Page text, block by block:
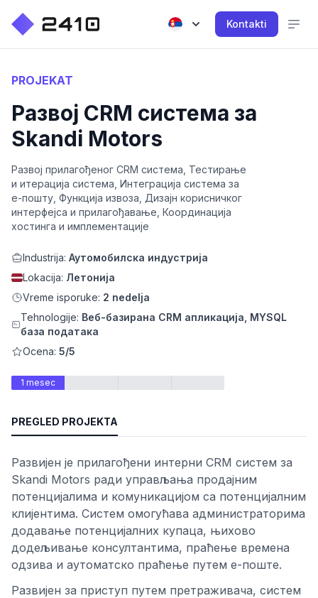
Kontakti
PROJEKAT
Развој CRM система за
Skandi Motors
Развој прилагођеног CRM система, Тестирање
и итерација система, Интеграција система за
е-пошту, Функција извоза, Дизајн корисничког
интерфејса и прилагођавање, Координација
хостинга и имплементације
Industrija: Аутомобилска индустрија
Lokacija: Летонија
Vreme isporuke: 2 nedelja
Tehnologije: Веб-базирана CRM апликација, MYSQL
база података
Ocena: 5/5
1 mesec
PREGLED PROJEKTA
Развијен је прилагођени интерни CRM систем за
Skandi Motors ради управљања продајним
потенцијалима и комуникацијом са потенцијалним
клијентима. Систем омогућава администраторима
додавање потенцијалних купаца, њихово
додељивање консултантима, праћење времена
одзива и аутоматско праћење путем е-поште.
Развијен за приступ путем претраживача, систем